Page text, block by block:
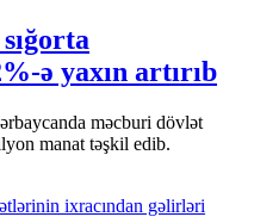
ə yaxın artırıb
məcburi dövlət
manat təşkil edib.